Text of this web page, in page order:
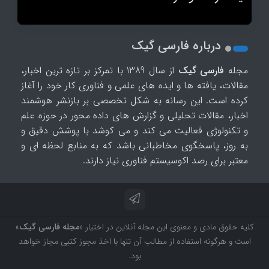
درباره فارسی گیک
مجله فارسی گیک
از سال 1389 با تمرکز بر تازه ترین اخبار،
مقالات، یافته ها و ایده های علمی و فناوری کار خود را آغاز
کرده است. این رسانه به شکل تخصصی بر بازنشر هوشمند
اخبار، مقالات تحلیلی و گزارش های داده محور در حوزه علم
و تکنولوژی فعالیت می کند و می کوشد با پوشش دقیق و
به روز، پاسخگوی مخاطبانی باشد که به منابع لحظه ای و
معتبر برای رصد اکوسیستم فناوری نیاز دارند.
کلیه حقوق مادی و معنوی این مجله آنلاین در اختیار «مجله فارسی گیک»
است و هرگونه استفاده از مطالب آن تنها با اخذ مجوز کتبی مجاز خواهد
بود.